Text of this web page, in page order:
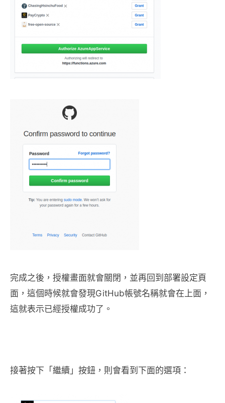
完成之後，授權畫面就會關閉，並再回到部署設定頁
面，這個時候就會發現GitHub帳號名稱就會在上面，
這就表示已經授權成功了。
接著按下「繼續」按鈕，則會看到下面的選項：